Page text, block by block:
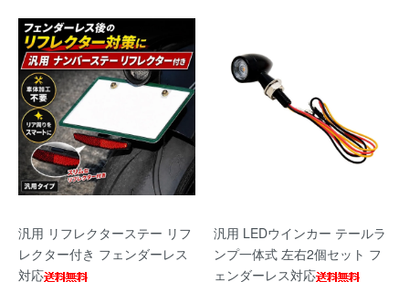
汎用 リフレクターステー リフ
レクター付き フェンダーレス
対応
汎用 LEDウインカー テールラ
ンプ一体式 左右2個セット フ
ェンダーレス対応